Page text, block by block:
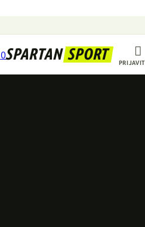
SPARTAN SPORT 
0